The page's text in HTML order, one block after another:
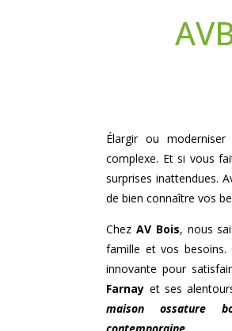
Élargir ou
complexe. Et si vous
surprises inattendues.
de bien connaître vos
ChezAV Bois, nous
famille et vos besoins.
innovante pour
Farnay et ses
maison ossature